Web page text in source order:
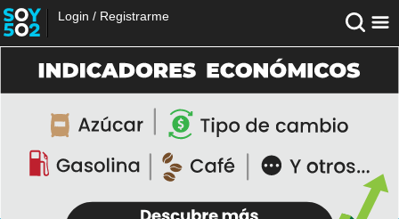
Login / Registrarme